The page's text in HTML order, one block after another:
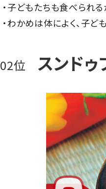
・子どもたちも食べられる
・わかめは体によく、子
02位 スンドゥ